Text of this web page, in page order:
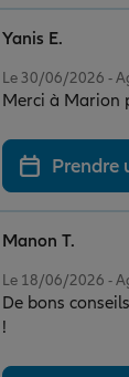
Le 30/06/2026 -
Merci à Marion
Yanis E.
Prendre
Le 18/06/2026 -
De bons
!
Manon T.